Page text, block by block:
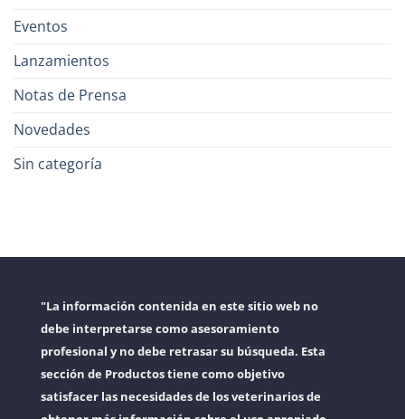
Eventos
Lanzamientos
Notas de Prensa
Novedades
Sin categoría
"La información contenida en este sitio web no
debe interpretarse como asesoramiento
profesional y no debe retrasar su búsqueda. Esta
sección de Productos tiene como objetivo
satisfacer las necesidades de los veterinarios de